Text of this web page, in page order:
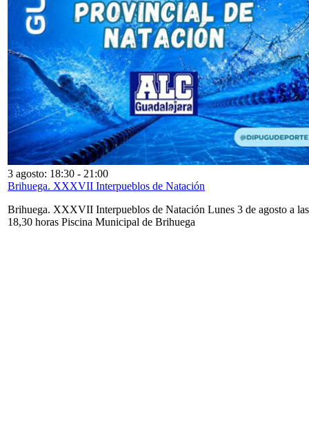
3 agosto: 18:30 - 21:00
Brihuega. XXXVII Interpueblos de Natación
Brihuega. XXXVII Interpueblos de Natación Lunes 3 de agosto a las
18,30 horas Piscina Municipal de Brihuega